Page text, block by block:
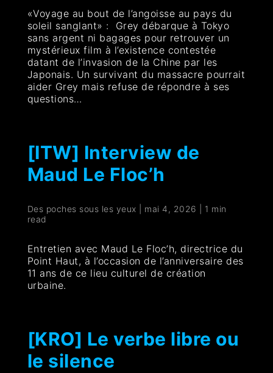
«Voyage au bout de l’angoisse au pays du
soleil sanglant» : Grey débarque à Tokyo
sans argent ni bagages pour retrouver un
mystérieux film à l’existence contestée
datant de l’invasion de la Chine par les
Japonais. Un survivant du massacre pourrait
aider Grey mais refuse de répondre à ses
questions…
[ITW] Interview de
Maud Le Floc’h
Des poches sous les yeux mai 4, 2026
1 min
read
Entretien avec Maud Le Floc’h, directrice du
Point Haut, à l’occasion de l’anniversaire des
11 ans de ce lieu culturel de création
urbaine.
[KRO] Le verbe libre ou
le silence